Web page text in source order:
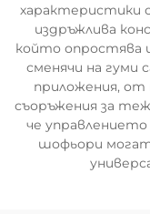
характеристики
издръжлива
който опростява
сменячи на гуми
приложения, от
съоръжения за
че
шофьори